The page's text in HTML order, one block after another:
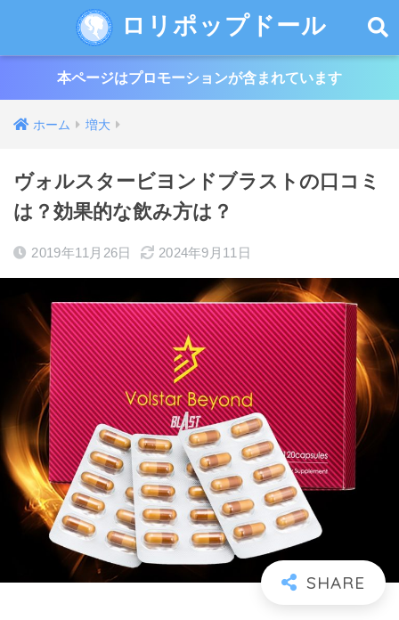
ロリポップドール
本ページはプロモーションが含まれています
ホーム 増大
ヴォルスタービヨンドブラストの口コミ
は？効果的な飲み方は？
2019年11月26日 2024年9月11日